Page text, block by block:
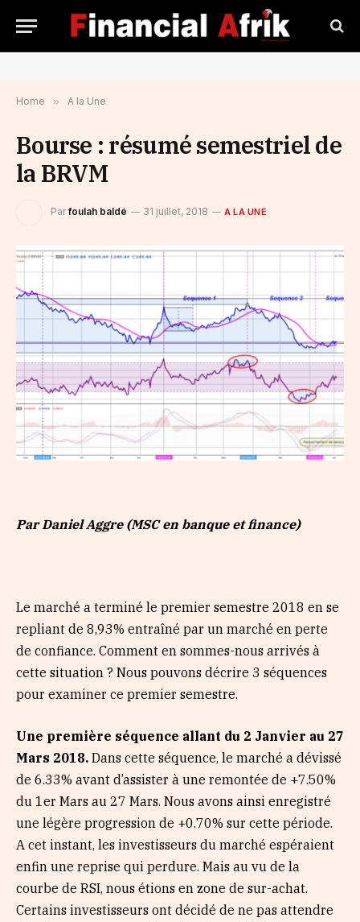
Home » A la Une
Bourse : résumé semestriel de
la BRVM
Par foulah baldé 31 juillet, 2018 A LA UNE
Par Daniel Aggre (MSC en banque et finance)
Le marché a terminé le premier semestre 2018 en se
repliant de 8,93% entraîné par un marché en perte
de confiance. Comment en sommes-nous arrivés à
cette situation ? Nous pouvons décrire 3 séquences
pour examiner ce premier semestre.
Une première séquence allant du 2 Janvier au 27
Mars 2018. Dans cette séquence, le marché a dévissé
de 6.33% avant d’assister à une remontée de +7.50%
du 1er Mars au 27 Mars. Nous avons ainsi enregistré
une légère progression de +0.70% sur cette période.
A cet instant, les investisseurs du marché espéraient
enfin une reprise qui perdure. Mais au vu de la
courbe de RSI, nous étions en zone de sur-achat.
Certains investisseurs ont décidé de ne pas attendre